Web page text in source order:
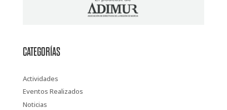
CATEGORÍAS
Actividades
Eventos Realizados
Noticias